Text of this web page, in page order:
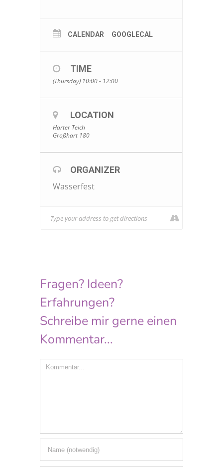
CALENDAR GOOGLECAL
TIME
(Thursday) 10:00 - 12:00
LOCATION
Harter Teich
Großhart 180
ORGANIZER
Wasserfest
Fragen? Ideen?
Erfahrungen?
Schreibe mir gerne einen
Kommentar...
Comment